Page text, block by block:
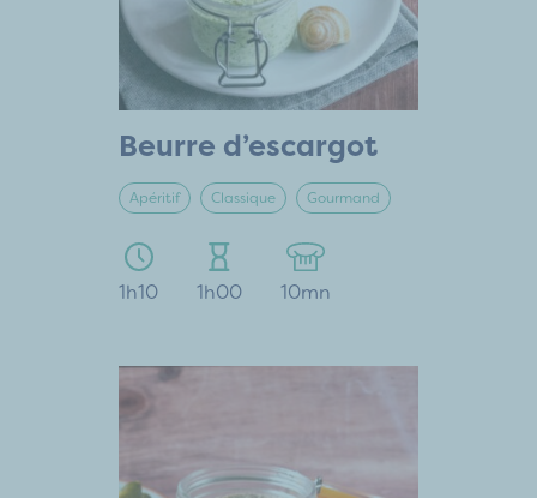
Beurre d’escargot
Apéritif Classique Gourmand
1h10 1h00 10mn